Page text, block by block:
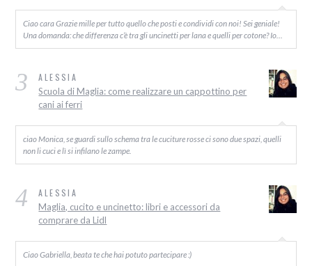
Ciao cara Grazie mille per tutto quello che posti e condividi con noi! Sei geniale!
Una domanda: che differenza c’è tra gli uncinetti per lana e quelli per cotone? Io…
3 ALESSIA
Scuola di Maglia: come realizzare un cappottino per
cani ai ferri
ciao Monica, se guardi sullo schema tra le cuciture rosse ci sono due spazi, quelli
non li cuci e lì si infilano le zampe.
4 ALESSIA
Maglia, cucito e uncinetto: libri e accessori da
comprare da Lidl
Ciao Gabriella, beata te che hai potuto partecipare :)